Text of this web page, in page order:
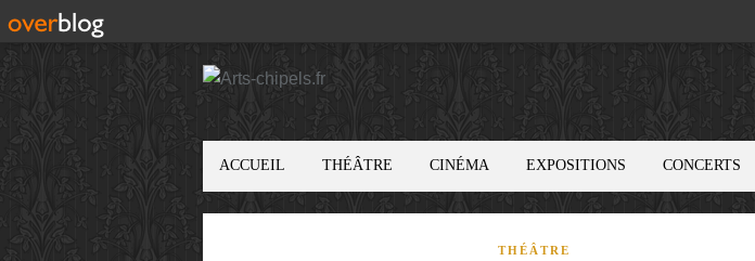
ACCUEIL THÉÂTRE CINÉMA EXPOSITIONS CONCERTS
THÉÂTRE